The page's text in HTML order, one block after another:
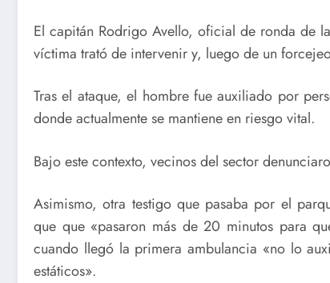
El capitán Rodrigo Avello, oficial de ronda de
víctima trató de intervenir y, luego de un
Tras el ataque, el hombre fue auxiliado por
donde actualmente se mantiene en riesgo vital.
Bajo este contexto, vecinos del sector
Asimismo, otra testigo que pasaba por el
que que «pasaron más de 20 minutos para
cuando llegó la primera ambulancia «no lo
estáticos».